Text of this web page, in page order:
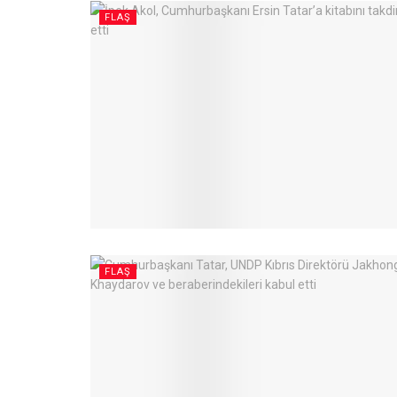
FLAŞ
FLAŞ